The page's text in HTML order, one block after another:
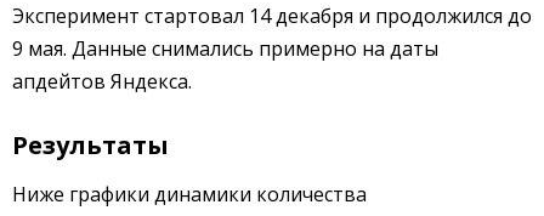
Эксперимент стартовал 14 декабря и продолжился до
9 мая. Данные снимались примерно на даты
апдейтов Яндекса.
Результаты
Ниже графики динамики количества